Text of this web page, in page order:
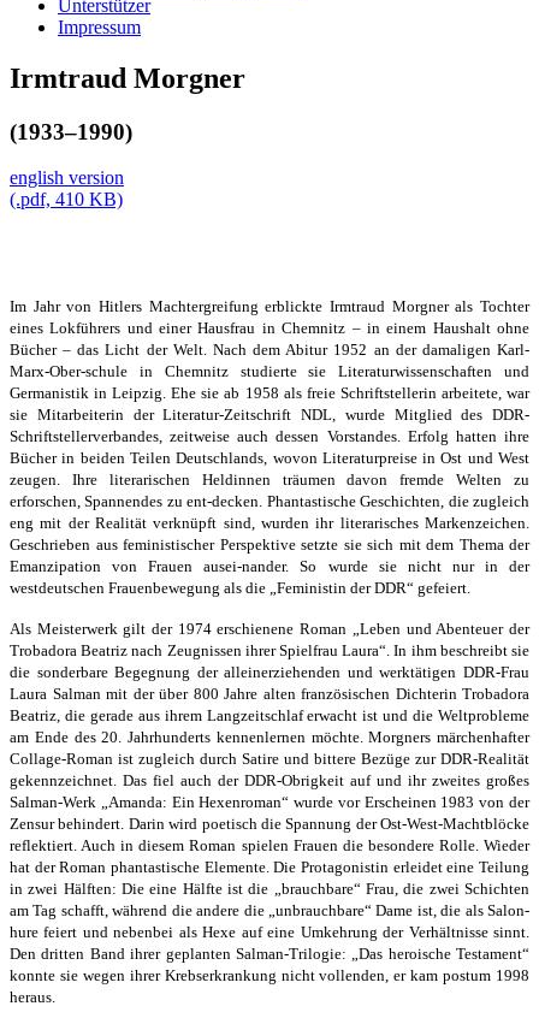
Unterstützer
Impressum
Irmtraud Morgner
(1933–1990)
english version
(.pdf, 410 KB)
Im Jahr von Hitlers Machtergreifung erblickte Irmtraud Morgner als Tochter
eines Lokführers und einer Hausfrau in Chemnitz – in einem Haushalt ohne
Bücher – das Licht der Welt. Nach dem Abitur 1952 an der damaligen Karl-
Marx-Ober-schule in Chemnitz studierte sie Literaturwissenschaften und
Germanistik in Leipzig. Ehe sie ab 1958 als freie Schriftstellerin arbeitete, war
sie Mitarbeiterin der Literatur-Zeitschrift NDL, wurde Mitglied des DDR-
Schriftstellerverbandes, zeitweise auch dessen Vorstandes. Erfolg hatten ihre
Bücher in beiden Teilen Deutschlands, wovon Literaturpreise in Ost und West
zeugen. Ihre literarischen Heldinnen träumen davon fremde Welten zu
erforschen, Spannendes zu ent-decken. Phantastische Geschichten, die zugleich
eng mit der Realität verknüpft sind, wurden ihr literarisches Markenzeichen.
Geschrieben aus feministischer Perspektive setzte sie sich mit dem Thema der
Emanzipation von Frauen ausei-nander. So wurde sie nicht nur in der
westdeutschen Frauenbewegung als die „Feministin der DDR“ gefeiert.
Als Meisterwerk gilt der 1974 erschienene Roman „Leben und Abenteuer der
Trobadora Beatriz nach Zeugnissen ihrer Spielfrau Laura“. In ihm beschreibt sie
die sonderbare Begegnung der alleinerziehenden und werktätigen DDR-Frau
Laura Salman mit der über 800 Jahre alten französischen Dichterin Trobadora
Beatriz, die gerade aus ihrem Langzeitschlaf erwacht ist und die Weltprobleme
am Ende des 20. Jahrhunderts kennenlernen möchte. Morgners märchenhafter
Collage-Roman ist zugleich durch Satire und bittere Bezüge zur DDR-Realität
gekennzeichnet. Das fiel auch der DDR-Obrigkeit auf und ihr zweites großes
Salman-Werk „Amanda: Ein Hexenroman“ wurde vor Erscheinen 1983 von der
Zensur behindert. Darin wird poetisch die Spannung der Ost-West-Machtblöcke
reflektiert. Auch in diesem Roman spielen Frauen die besondere Rolle. Wieder
hat der Roman phantastische Elemente. Die Protagonistin erleidet eine Teilung
in zwei Hälften: Die eine Hälfte ist die „brauchbare“ Frau, die zwei Schichten
am Tag schafft, während die andere die „unbrauchbare“ Dame ist, die als Salon-
hure feiert und nebenbei als Hexe auf eine Umkehrung der Verhältnisse sinnt.
Den dritten Band ihrer geplanten Salman-Trilogie: „Das heroische Testament“
konnte sie wegen ihrer Krebserkrankung nicht vollenden, er kam postum 1998
heraus.